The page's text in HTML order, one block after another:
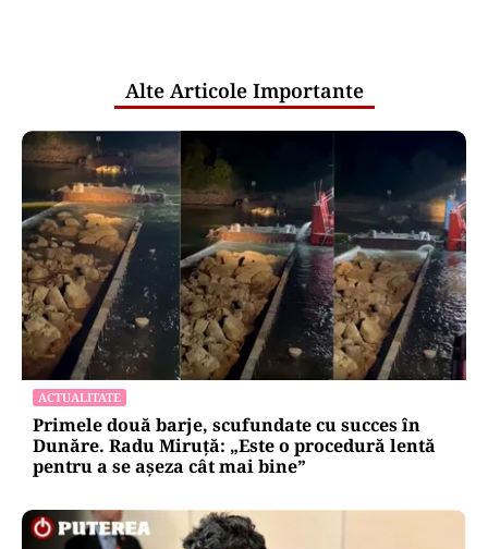
Alte Articole Importante
ACTUALITATE
Primele două barje, scufundate cu succes în
Dunăre. Radu Miruță: „Este o procedură lentă
pentru a se așeza cât mai bine”